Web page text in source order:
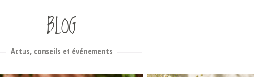
BLOG
Actus, conseils et événements